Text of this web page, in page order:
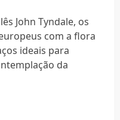
John Tyndale, os
com a flora
ideais para
da